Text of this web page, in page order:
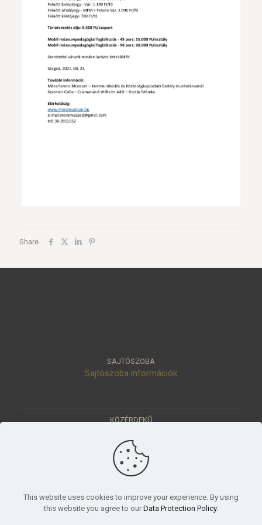
Share
SAJTÓSZOBA
Sajtószoba információk
KÖZÉRDEKŰ
Értéktár
Pályázatok
Tudományos beszámoló, küldetésnyilatkozat
This website uses cookies to improve your experience. By using
this website you agree to our Data Protection Policy.